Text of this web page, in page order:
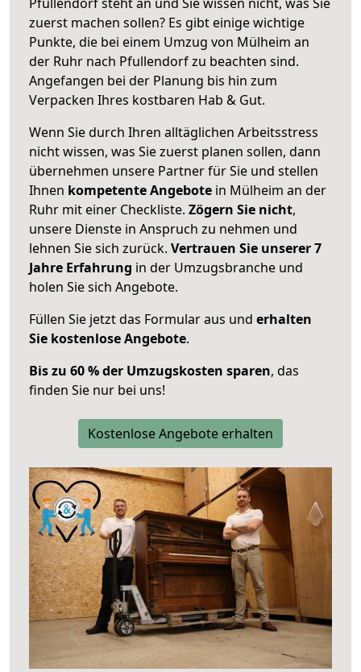
zuerst machen sollen? Es gibt einige wichtige
Punkte, die bei einem Umzug von Mülheim an
der Ruhr nach Pfullendorf zu beachten sind.
Angefangen bei der Planung bis hin zum
Verpacken Ihres kostbaren Hab & Gut.
Wenn Sie durch Ihren alltäglichen Arbeitsstress
nicht wissen, was Sie zuerst planen sollen, dann
übernehmen unsere Partner für Sie und stellen
Ihnen kompetente Angebote in Mülheim an der
Ruhr mit einer Checkliste. Zögern Sie nicht,
unsere Dienste in Anspruch zu nehmen und
lehnen Sie sich zurück. Vertrauen Sie unserer 7
Jahre Erfahrung in der Umzugsbranche und
holen Sie sich Angebote.
Füllen Sie jetzt das Formular aus und erhalten
Sie kostenlose Angebote.
Bis zu 60 % der Umzugskosten sparen, das
finden Sie nur bei uns!
Kostenlose Angebote erhalten